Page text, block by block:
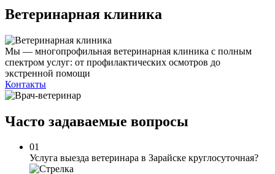
Ветеринарная клиника
Мы — многопрофильная ветеринарная клиника с полным
спектром услуг: от профилактических осмотров до
экстренной помощи
Контакты
Часто задаваемые вопросы
01
Услуга выезда ветеринара в Зарайске круглосуточная?